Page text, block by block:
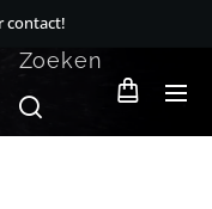
contact!
Zoeken